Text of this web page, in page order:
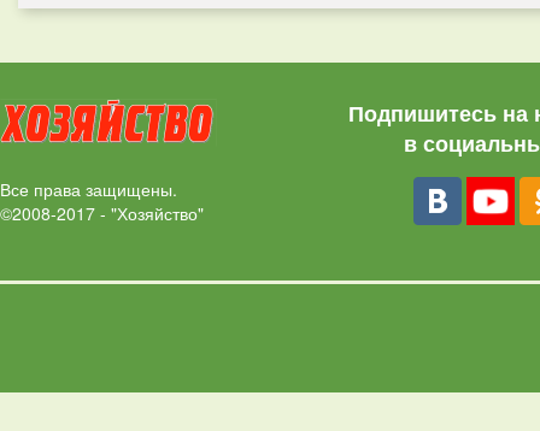
Все права защищены.
©2008-2017 - "Хозяйство"
Подпишитесь на
в